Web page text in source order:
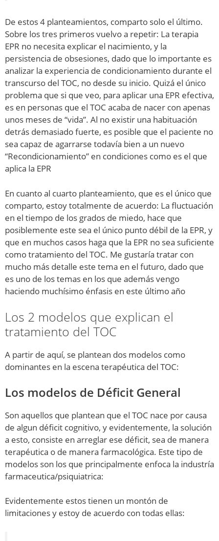
De estos 4 planteamientos, comparto solo el último.
Sobre los tres primeros vuelvo a repetir: La terapia
EPR no necesita explicar el nacimiento, y la
persistencia de obsesiones, dado que lo importante es
analizar la experiencia de condicionamiento durante el
transcurso del TOC, no desde su inicio. Quizá el único
problema que si que veo, para aplicar una EPR efectiva,
es en personas que el TOC acaba de nacer con apenas
unos meses de “vida”. Al no existir una habituación
detrás demasiado fuerte, es posible que el paciente no
sea capaz de agarrarse todavía bien a un nuevo
“Recondicionamiento” en condiciones como es el que
aplica la EPR
En cuanto al cuarto planteamiento, que es el único que
comparto, estoy totalmente de acuerdo: La fluctuación
en el tiempo de los grados de miedo, hace que
posiblemente este sea el único punto débil de la EPR, y
que en muchos casos haga que la EPR no sea suficiente
como tratamiento del TOC. Me gustaría tratar con
mucho más detalle este tema en el futuro, dado que
es uno de los temas en los que además vengo
haciendo muchísimo énfasis en este último año
Los 2 modelos que explican el
tratamiento del TOC
A partir de aquí, se plantean dos modelos como
dominantes en la escena terapéutica del TOC:
Los modelos de Déficit General
Son aquellos que plantean que el TOC nace por causa
de algun déficit cognitivo, y evidentemente, la solución
a esto, consiste en arreglar ese déficit, sea de manera
terapéutica o de manera farmacológica. Este tipo de
modelos son los que principalmente enfoca la industría
farmaceutica/psiquiatrica:
Evidentemente estos tienen un montón de
limitaciones y estoy de acuerdo con todas ellas: